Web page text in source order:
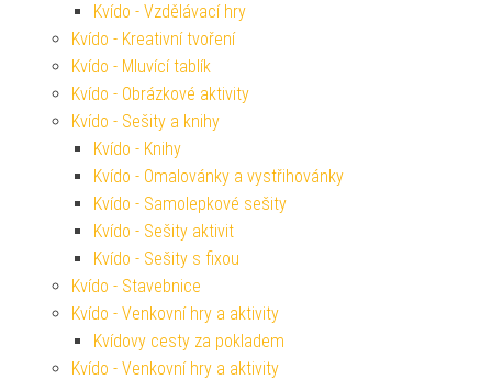
Kvído - Vzdělávací hry
Kvído - Kreativní tvoření
Kvído - Mluvící tablík
Kvído - Obrázkové aktivity
Kvído - Sešity a knihy
Kvído - Knihy
Kvído - Omalovánky a vystřihovánky
Kvído - Samolepkové sešity
Kvído - Sešity aktivit
Kvído - Sešity s fixou
Kvído - Stavebnice
Kvído - Venkovní hry a aktivity
Kvídovy cesty za pokladem
Kvído - Venkovní hry a aktivity